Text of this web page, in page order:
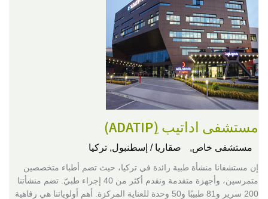
مستشفى اداتيب (ِADATIP)
مستشفى خاص, صقاريا / إسطنبول, تركيا
إن مستشفانا منشأة طبية رائدة في تركيا، حيث تضم أطباء متخصصين
متمرسين، وأجهزة متقدمة ونقدم أكثر من 40 إجراء طبيّ. تضم منشأتنا
200 سرير و81 طبيبًا و50 وحدة للعناية المركزة. أهم أولوياتنا هي رفاهية